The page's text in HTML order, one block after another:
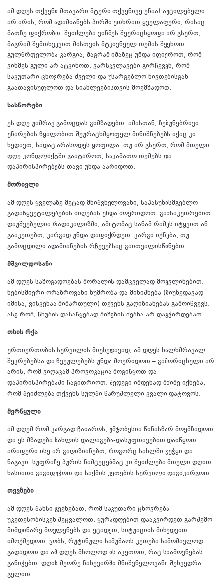
ამ დღეს თქვენი მთავარი მტერი თქვენივე ენაა! აუცილებელი
არ არის, რომ ადამიანებს პირში უთხრათ ყველაფერი, რასაც
მათზე ფიქრობთ. შეიძლება ვინმეს შეურაცხყოფა არ გსურთ,
მაგრამ შემთხვევით მისთვის მტკივნეულ თემას შეეხოთ.
გულწრფელობა კარგია, მაგრამ იმაზეც უნდა იფიქროთ, რომ
ვინმეს გული არ ატკინოთ. ვარსკვლავები გირჩევენ, რომ
საკუთარი ცხოვრება ძველი და უსარგებლო ნივთებისგან
გაათავისუფლოთ და სიახლეებისთვის მოემზადოთ.
სასწორები
ეს დღე უამრავ გამოცდას გიმზადებთ. ამასთან, ზებუნებრივი
უნარების წყალობით შეურაცხმყოფელ მინიშნებებს იქაც კი
ხედავთ, სადაც არასოდეს ყოფილა. თუ არ გსურთ, რომ მთელი
დღე კონფლიქტში გაატაროთ, საკამათო თემებს და
დაპირისპირებებს თავი უნდა აარიდოთ.
მორიელი
ამ დღეს ყველაზე მეტად მნიშვნელოვანი, საპასუხისმგებლო
გადაწყვეტილებების მიღებას უნდა მოერიდოთ. განსაკუთრებით
დაუშვებელია რადიკალიზმი, ამიტომაც სანამ რამეს იტყვით ან
გააკეთებთ, კარგად უნდა დაფიქრდეთ. კარგი იქნება, თუ
გამოცდილი ადამიანების რჩევებსაც გაითვალისწინებთ.
მშვილდოსანი
ამ დღეს საზოგადოებას მორალის დამცველად მოევლინებით.
ნებისმიერი ორაზროვანი ხუმრობა და მინიშნება (მიუხედავად
იმისა, ვისკენაა მიმართული) თქვენს გაღიზიანებას გამოიწვევს.
ასე რომ, ჩხუბის დასაწყებად მიზეზის ძებნა არ დაგჭირდებათ.
თხის რქა
ურთიერთობის სურვილის მიუხედავად, ამ დღეს ხალხმრავალ
შეკრებებსა და წვეულებებს უნდა მოერიდოთ – გამორიცხული არ
არის, რომ ვიღაცამ პროვოკაცია მოგიწყოთ და
დაპირისპირებაში ჩაგითრიოთ. შედეგი იმდენად მძიმე იქნება,
რომ შეიძლება თქვენს სულში წარუშლელი კვალი დატოვოს.
მერწყული
ამ დღემ რომ კარგად ჩაიაროს, უმჯობესია წინასწარ მოემზადოთ
და ეს მზადება სახლის დალაგება-დასუფთავებით დაიწყოთ.
არაფერი ისე არ გაღიზიანებთ, როგორც სახლში ჭუჭყი და
ნაგავი. სუფრაზე პურის ნამცეცებმაც კი შეიძლება მთელი დღით
ხასიათი გაგიფუჭოთ და საქმის კეთების სურვილი დაგიკარგოთ.
თევზები
ამ დღეს შანსი გექნებათ, რომ საკუთარი ცხოვრება
უკეთესობისკენ შეცვალოთ. ყურადღებით დააკვირდეთ გარშემო
მიმდინარე მოვლენებს და ეცადეთ, სიტუაციის მიხედვით
იმოქმედოთ. ჯობს, რუტინული სამუშაოს კეთება სამომავლოდ
გადადოთ და ამ დღეს მხოლოდ ის აკეთოთ, რაც სიამოვნებას
განიჭებთ. დღის მეორე ნახევარში მნიშვნელოვანი შეხვედრა
გელით.